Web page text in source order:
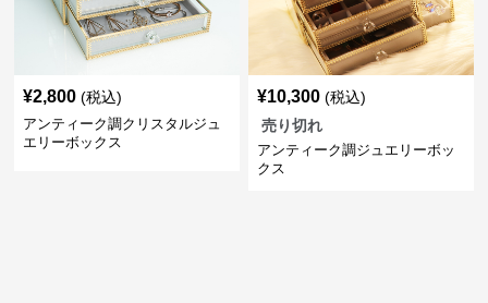
¥2,800 (税込)
アンティーク調クリスタルジュ
エリーボックス
¥10,300 (税込)
売り切れ
アンティーク調ジュエリーボッ
クス